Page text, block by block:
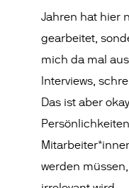
Jahren hat hier
gearbeitet,
mich da mal
Interviews,
Das ist aber
werden